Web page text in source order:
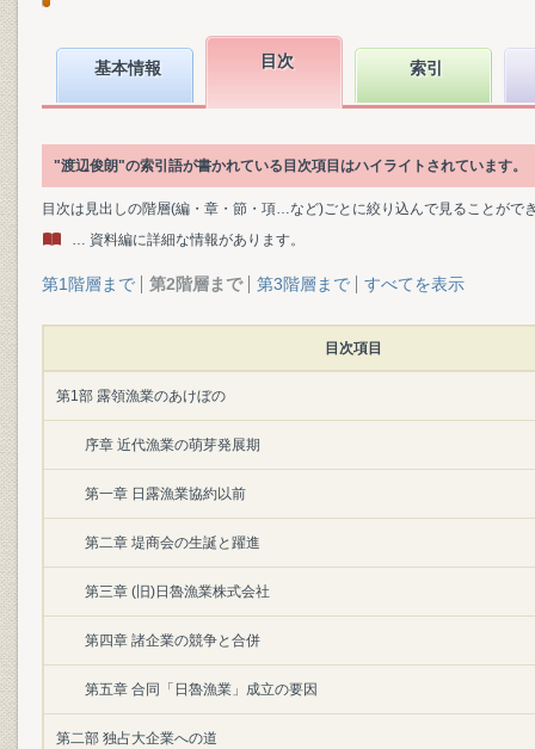
基本情報 目次 索引
"渡辺俊朗"の索引語が書かれている目次項目はハイライトされています。
目次は見出しの階層(編・章・節・項…など)ごとに絞り込んで見ることがで
… 資料編に詳細な情報があります。
第1階層まで 第2階層まで 第3階層まで すべてを表示
目次項目
第1部 露領漁業のあけぼの
序章 近代漁業の萌芽発展期
第一章 日露漁業協約以前
第二章 堤商会の生誕と躍進
第三章 (旧)日魯漁業株式会社
第四章 諸企業の競争と合併
第五章 合同「日魯漁業」成立の要因
第二部 独占大企業への道